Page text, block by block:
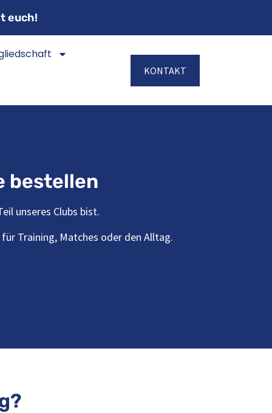
euch!
KONTAKT
bestellen
unseres Clubs bist.
Training, Matches oder den Alltag.